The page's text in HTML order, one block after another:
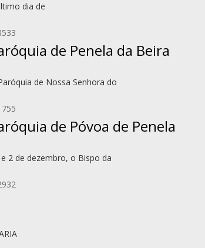
dia de
de Penela da Beira
de Nossa Senhora do
de Póvoa de Penela
2 de dezembro, o Bispo da